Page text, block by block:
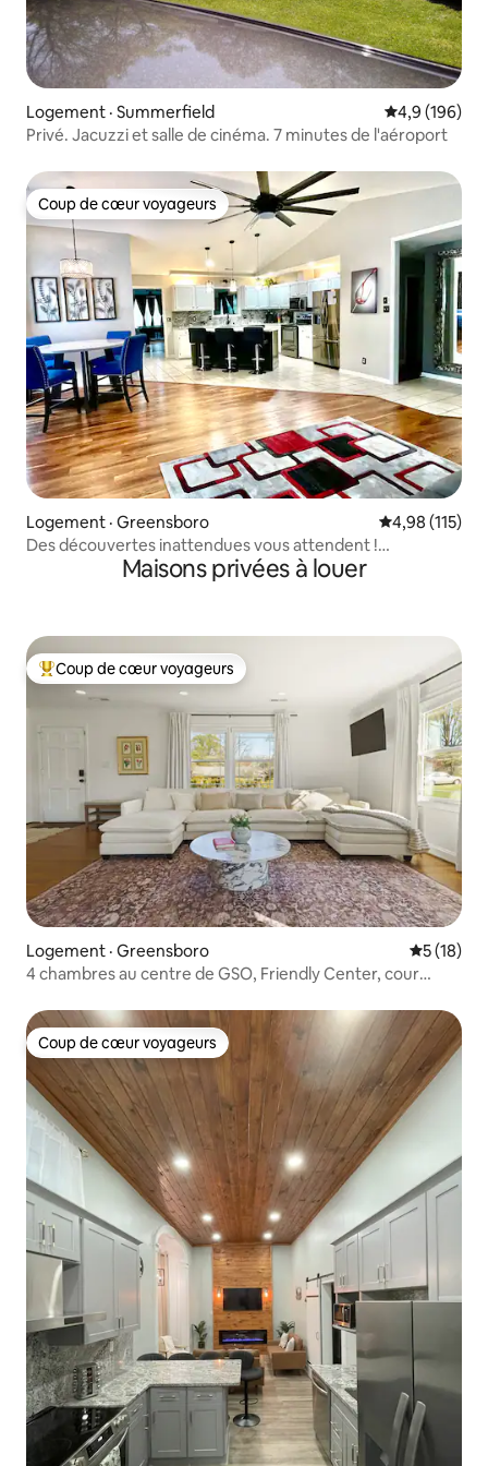
Logement · Summerfield Note
4,9 (196)
Privé. Jacuzzi et salle de cinéma. 7 minutes de l'aéroport
Coup de cœur voyageurs
Coup de cœur voyageurs
Logement · Greensboro Note
4,98 (115)
Des découvertes inattendues vous attendent !
Maisons privées à louer
Coup de cœur voyageurs parmi les plus aimés
Coup de cœur voyageurs
Logement · Greensboro Note
5 (18)
4 chambres au centre de GSO, Friendly Center, cour
Coup de cœur voyageurs
Coup de cœur voyageurs